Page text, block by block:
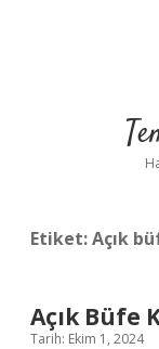
Etiket:Açık
Açık Büfe
Tarih: Ekim 1, 2024